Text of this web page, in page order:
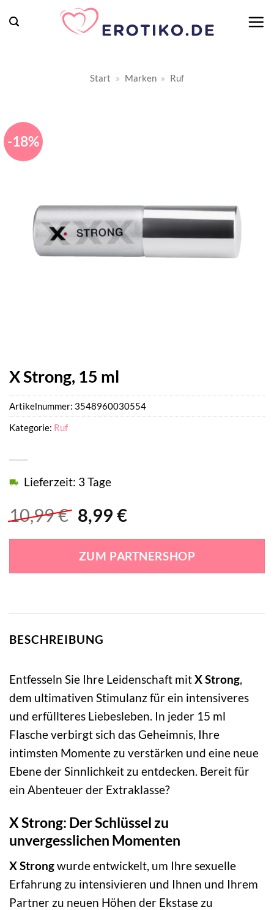
Inhalt
Start » Marken » Ruf
-18%
X Strong, 15 ml
10,99€ Ursprünglicher
war:
10,99 €
8,99 €Aktueller
ist:
8,99 €.
Lieferzeit: 3 Tage
ZUM PARTNERSHOP
Artikelnummer: 3548960030554
Kategorie: Ruf
BESCHREIBUNG
Entfesseln Sie Ihre Leidenschaft mitX Strong
dem ultimativen Stimulanz für ein intensiveres
und erfüllteres Liebesleben. In jeder 15 ml
Flasche verbirgt sich das Geheimnis, Ihre
intimsten Momente zu verstärken und eine neue
Ebene der Sinnlichkeit zu entdecken. Bereit für
ein Abenteuer der Extraklasse?
X Strong: Der Schlüssel zu
unvergesslichen Momenten
X Strongwurde entwickelt, um Ihre sexuelle
Erfahrung zu intensivieren und Ihnen und Ihrem
Partner zu neuen Höhen der Ekstase zu